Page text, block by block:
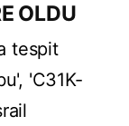
OLDU
tespit
'C31K-